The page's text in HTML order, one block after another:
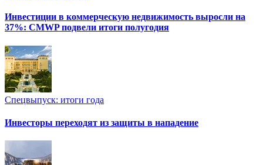
Инвестиции в коммерческую недвижимость выросли на
37%: CMWP подвели итоги полугодия
Спецвыпуск: итоги года
Инвесторы переходят из защиты в нападение